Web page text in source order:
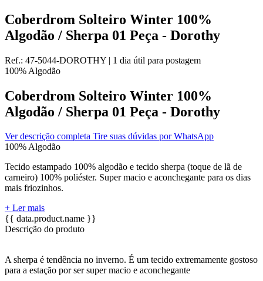
Coberdrom Solteiro Winter 100%
Algodão / Sherpa 01 Peça - Dorothy
Ref.: 47-5044-DOROTHY | 1 dia útil para postagem
100% Algodão
Coberdrom Solteiro Winter 100%
Algodão / Sherpa 01 Peça - Dorothy
Ver descrição completa Tire suas dúvidas por WhatsApp
100% Algodão
Tecido estampado 100% algodão e tecido sherpa (toque de lã de
carneiro) 100% poliéster. Super macio e aconchegante para os dias
mais friozinhos.
+ Ler mais
{{ data.product.name }}
Descrição do produto
A sherpa é tendência no inverno. É um tecido extremamente gostoso
para a estação por ser super macio e aconchegante